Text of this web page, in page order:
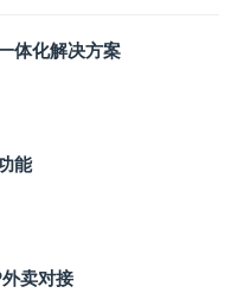
体化解决方案
能
卖对接